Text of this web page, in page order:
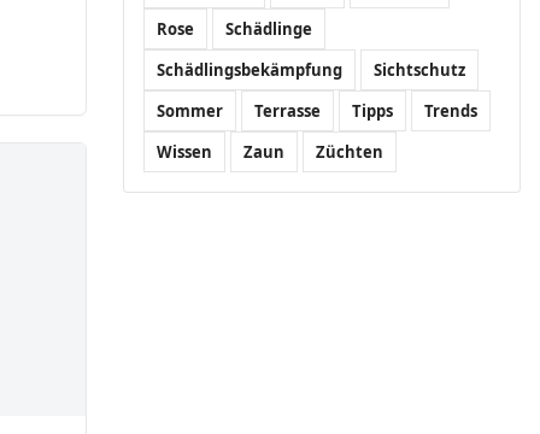
Rose
Schädlinge
Schädlingsbekämpfung
Sichtschutz
Sommer
Terrasse Tipps
Trends
Wissen
Zaun Züchten